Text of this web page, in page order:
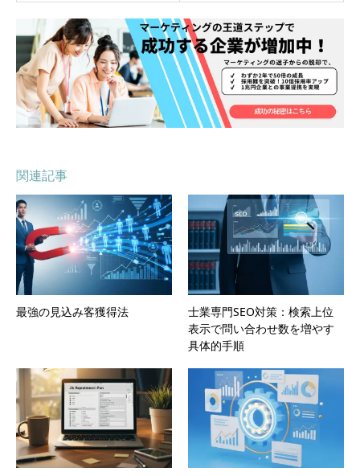
関連記事
最強の見込み客獲得法
士業専門SEO対策：検索上位
表示で問い合わせ数を増やす
具体的手順